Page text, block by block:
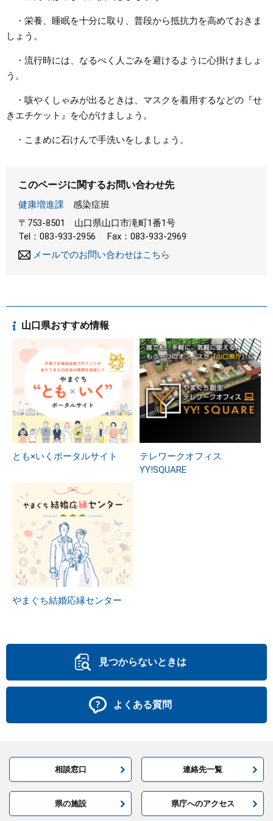
・栄養、睡眠を十分に取り、普段から抵抗力を高めておきま
しょう。
・流行時には、なるべく人ごみを避けるように心掛けましょ
う。
・咳やくしゃみが出るときは、マスクを着用するなどの『せ
きエチケット』を心がけましょう。
・こまめに石けんで手洗いをしましょう。
このページに関するお問い合わせ先
健康増進課
感染症班
〒753-8501
山口県山口市滝町1番1号
Tel：083-933-2956
Fax：083-933-2969
メールでのお問い合わせはこちら
山口県おすすめ情報
とも×いくポータルサイト
テレワークオフィス
YY!SQUARE
やまぐち結婚応縁センター
見つからないときは
よくある質問
相談窓口 連絡先一覧
県の施設 県庁へのアクセス